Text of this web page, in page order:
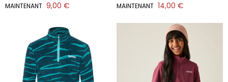
MAINTENANT 9,00 € MAINTENANT 14,00 €